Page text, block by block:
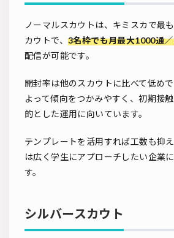
ノーマルスカウトは、キミスカで最
カウトで、 3名枠でも月最大1000通
配信が可能です。
開封率は他のスカウトに比べて低め
よって傾向をつかみやすく、初期接
的とした運用に向いています。
テンプレートを活用すれば工数も抑
は広く学生にアプローチしたい企業
す。
シルバースカウト